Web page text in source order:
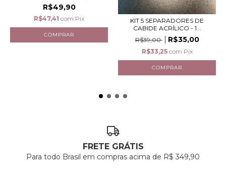
R$49,90
R$47,41 com Pix
KIT 5 SEPARADORES DE
CABIDE ACRÍLICO - 1...
R$39,00
R$35,00
R$33,25 com Pix
FRETE GRÁTIS
Para todo Brasil em compras acima de R$ 349,90